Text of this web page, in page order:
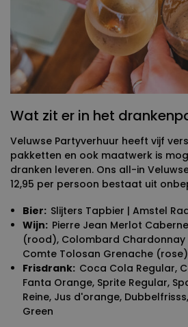
Wat zit er in het
Veluwse Partyverhuur heeft vijf
pakketten en ook maatwerk is
dranken leveren. Ons all-in
12,95 per persoon bestaat uit
Bier: Slijters Tapbier | Amstel
Wijn: Pierre Jean Merlot
(rood), Colombard Chardonnay
Comte Tolosan Grenache (rose)
Frisdrank: Coca Cola Regular,
Fanta Orange, Sprite Regular,
Reine, Jus d'orange,
Green